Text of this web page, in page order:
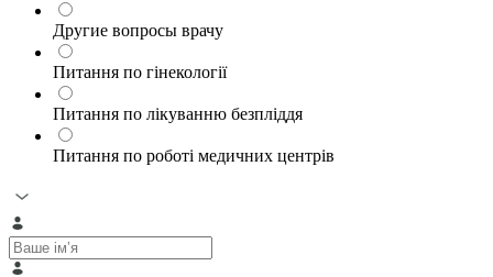
Другие вопросы врачу
Питання по гінекології
Питання по лікуванню безпліддя
Питання по роботі медичних центрів